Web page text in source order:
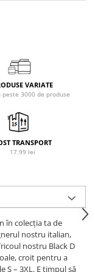
VARIATE
peste 3000 de produse
TRANSPORT
17.99 lei
în colecția ta de
nostru italian,
nostru Black D
croit pentru a
S – 3XL. E timpul să